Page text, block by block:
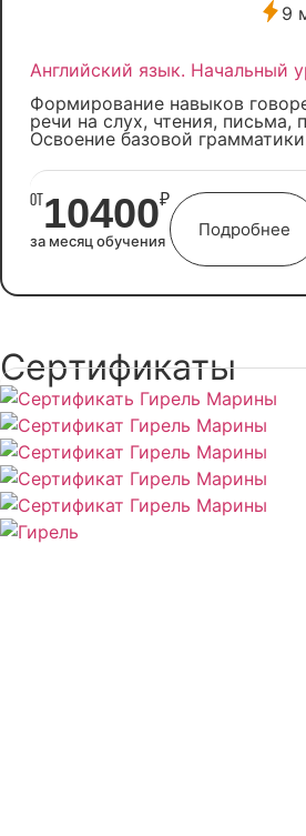
9
Английский язык. Начальный
Формирование навыков
речи на слух, чтения, письма,
Освоение базовой
от 10400₽
за месяц обучения
Подробнее
Сертификаты